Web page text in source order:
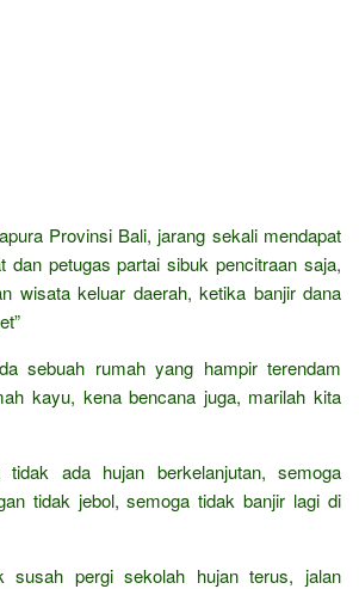
Provinsi Bali, jarang sekali mendapat
dan petugas partai sibuk pencitraan saja,
wisata keluar daerah, ketika banjir dana
sebuah rumah yang hampir terendam
kayu, kena bencana juga, marilah kita
tidak ada hujan berkelanjutan, semoga
tidak jebol, semoga tidak banjir lagi di
susah pergi sekolah hujan terus, jalan